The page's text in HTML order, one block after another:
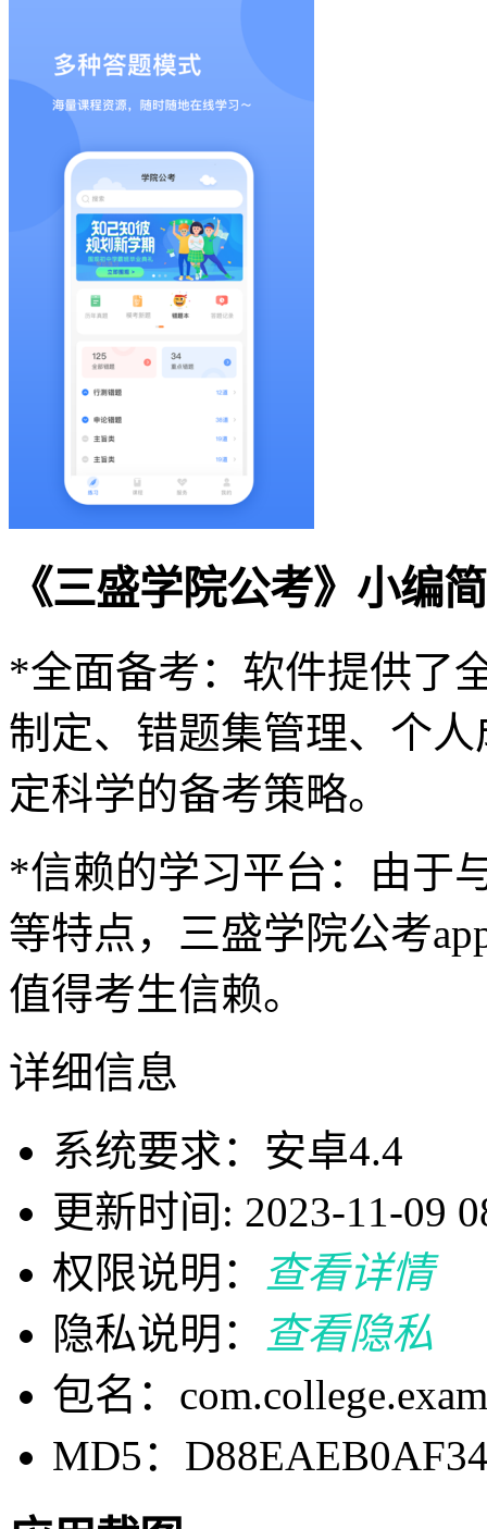
《三盛学院公考》小编
*全面备考：软件提供了
制定、错题集管理、个
定科学的备考策略。
*信赖的学习平台：由于
等特点，三盛学院公考
值得考生信赖。
详细信息
系统要求：安卓4.4
更新时间: 2023-11-09
权限说明：
查看详情
隐私说明：
查看隐私
包名：
MD5：